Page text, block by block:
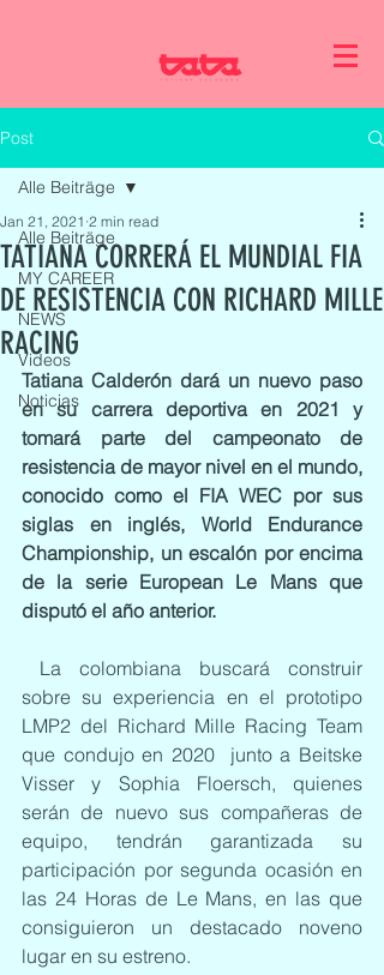
Post
Alle Beiträge
MY CAREER
NEWS
Videos
Noticias
Alle Beiträge
TATIANA CORRERÁ EL MUNDIAL FIA
DE RESISTENCIA CON RICHARD MILLE
RACING
Jan 21, 2021 2 min read
Tatiana Calderón dará un nuevo paso
en su carrera deportiva en 2021 y
tomará parte del campeonato de
resistencia de mayor nivel en el mundo,
conocido como el FIA WEC por sus
siglas en inglés, World Endurance
Championship, un escalón por encima
de la serie European Le Mans que
disputó el año anterior.
sobre su experiencia en el prototipo
LMP2 del Richard Mille Racing Team
que condujo en 2020  junto a Beitske
Visser y Sophia Floersch, quienes
serán de nuevo sus compañeras de
equipo, tendrán garantizada su
participación por segunda ocasión en
las 24 Horas de Le Mans, en las que
consiguieron un destacado noveno
lugar en su estreno.